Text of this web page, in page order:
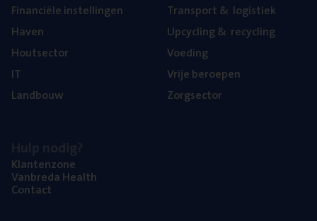
Finan­ci­ë­le instellingen
Haven
Hout­sec­tor
IT
Land­bouw
Trans­port& logistiek
Upcy­cling& recycling
Voe­ding
Vrije beroe­pen
Zorg­sec­tor
Klan­ten­zo­ne
Van­b­re­da Health
Con­tact